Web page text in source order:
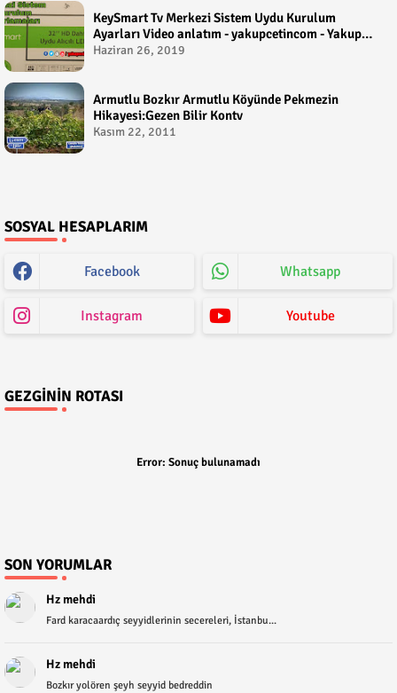
KeySmart Tv Merkezi Sistem Uydu Kurulum
Ayarları Video anlatım - yakupcetincom - Yakup
Çetin
Haziran 26, 2019
Armutlu Bozkır Armutlu Köyünde Pekmezin
Hikayesi:Gezen Bilir Kontv
Kasım 22, 2011
SOSYAL HESAPLARIM
Facebook Whatsapp
Instagram Youtube
GEZGININ ROTASI
Error: Sonuç bulunamadı
SON YORUMLAR
Hz mehdi
Fard karacaardıç seyyidlerinin secereleri, İstanbu...
Hz mehdi
Bozkır yolören şeyh seyyid bedreddin